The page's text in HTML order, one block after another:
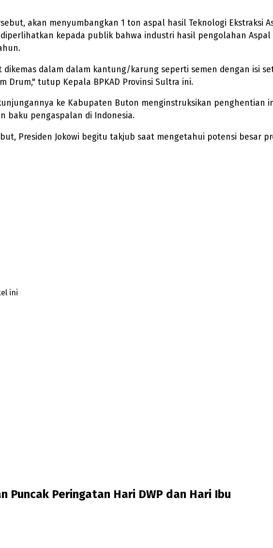
akan menyumbangkan 1 ton aspal hasil Teknologi Ekstraksi
kepada publik bahwa industri hasil pengolahan Aspal
dalam dalam kantung/karung seperti semen dengan isi
Drum," tutup Kepala BPKAD Provinsi Sultra ini.
ke Kabupaten Buton menginstruksikan
baku pengaspalan di Indonesia.
Presiden Jokowi begitu takjub saat mengetahui potensi besar
ini
Puncak Peringatan Hari DWP dan Hari Ibu